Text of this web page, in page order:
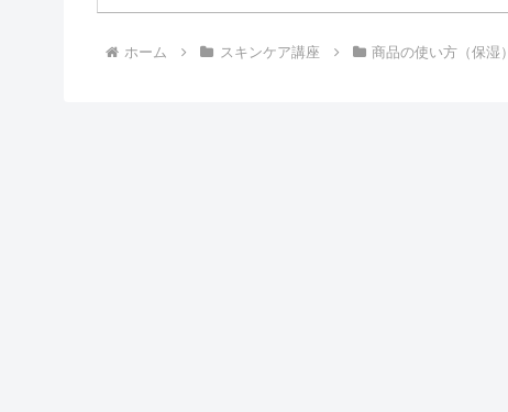
ホーム スキンケア講座 商品の使い方（保湿）